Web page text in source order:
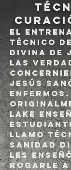
El
técnico
divina de
las
Jesús
enfermos.
Lake
llamo
sanidad
les
rogarle a